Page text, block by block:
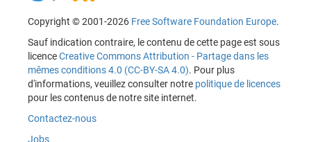
Copyright © 2001-2026 Free Software Foundation Europe.
Sauf indication contraire, le contenu de cette page est sous
licenceCreative Commons Attribution - Partage dans les
mêmes conditions 4.0 (CC-BY-SA 4.0). Pour plus
d'informations, veuillez consulter notre politique de licences
pour les contenus de notre site internet.
Contactez-nous
Jobs